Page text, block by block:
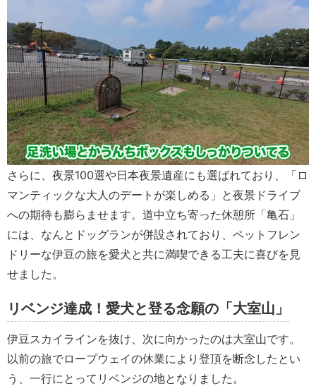
さらに、夜景100選や日本夜景遺産にも選ばれており、「ロ
マンティックな大人のデートが楽しめる」と夜景ドライブ
への期待も膨らませます。道中立ち寄った休憩所「亀石」
には、なんとドッグランが併設されており、ペットフレン
ドリーな伊豆の旅を愛犬と共に満喫できる工夫に喜びを見
せました。
リベンジ達成！愛犬と登る念願の「大室山」
伊豆スカイラインを抜け、次に向かったのは大室山です。
以前の旅でロープウェイの休業により登頂を断念したとい
う、一行にとってリベンジの地となりました。